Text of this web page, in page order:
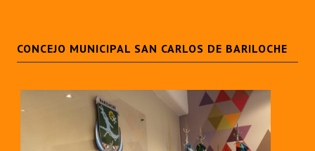
CONCEJO MUNICIPAL SAN CARLOS DE BARILOCHE